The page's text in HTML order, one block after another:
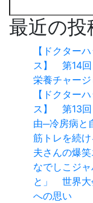
最近の投
【ドクター
ス】 第14回
栄養チャー
【ドクター
ス】 第13回
由─冷房病と
筋トレを続
夫さんの爆
なでしこジ
と」 世界大
への思い